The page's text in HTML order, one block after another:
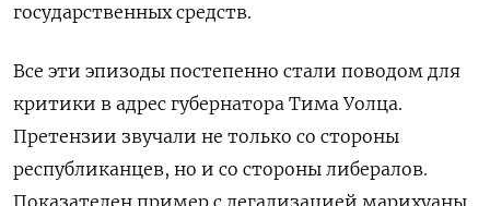
государственных средств.
Все эти эпизоды постепенно стали поводом для
критики в адрес губернатора Тима Уолца.
Претензии звучали не только со стороны
республиканцев, но и со стороны либералов.